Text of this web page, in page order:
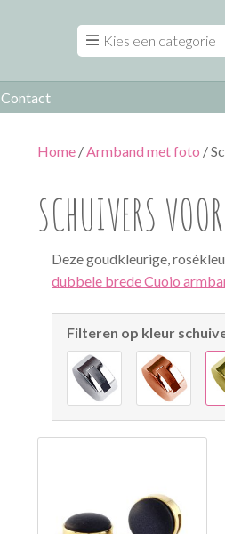
Kies een categorie
Contact
Home /Armband met foto /
SCHUIVERS
Deze goudkleurige,
dubbele brede Cuoio
Filteren op kleur